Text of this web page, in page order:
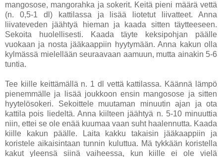
mangosose, mangorahka ja sokerit. Keitä pieni määrä vettä
(n. 0,5-1 dl) kattilassa ja lisää liotetut liivatteet. Anna
liivateveden jäähtyä hieman ja kaada sitten täytteeseen.
Sekoita huolellisesti. Kaada täyte keksipohjan päälle
vuokaan ja nosta jääkaappiin hyytymään. Anna kakun olla
kylmässä mielellään seuraavaan aamuun, mutta ainakin 5-6
tuntia.
Tee kiille keittämällä n. 1 dl vettä kattilassa. Käännä lämpö
pienemmälle ja lisää joukkoon ensin mangosose ja sitten
hyytelösokeri. Sekoittele muutaman minuutin ajan ja ota
kattila pois liedeltä. Anna kiilteen jäähtyä n. 5-10 minuuttia
niin, ettei se ole enää kuumaa vaan suht haalennutta. Kaada
kiille kakun päälle. Laita kakku takaisin jääkaappiin ja
koristele aikaisintaan tunnin kuluttua. Mä tykkään koristella
kakut yleensä siinä vaiheessa, kun kiille ei ole vielä